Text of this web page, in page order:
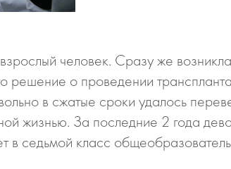
человек. Сразу же
решение о проведении
в сжатые сроки удалось
жизнью. За последние 2 года
в седьмой класс